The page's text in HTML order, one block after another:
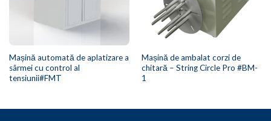
Mașină automată de aplatizare a
sârmei cu control al
tensiunii#FMT
Mașină de ambalat corzi de
chitară – String Circle Pro #BM-
1